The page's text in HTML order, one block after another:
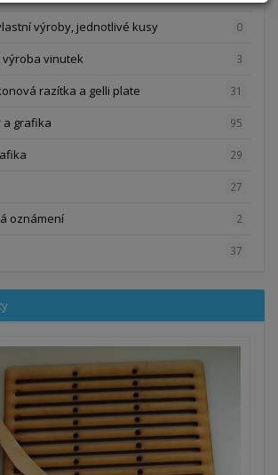
výroby, jednotlivé kusy 0
výroba vinutek 3
razítka a gelli plate 31
a grafika 95
29
27
oznámení 2
37